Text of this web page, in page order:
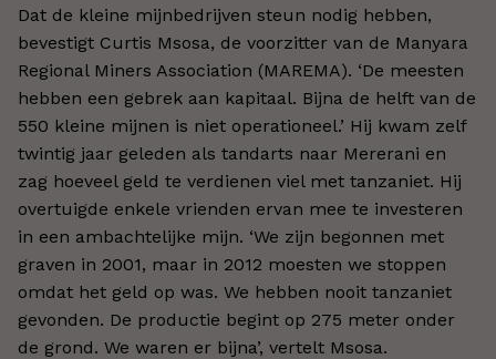
Dat de kleine mijnbedrijven steun nodig hebben,
bevestigt Curtis Msosa, de voorzitter van de Manyara
Regional Miners Association (MAREMA). ‘De meesten
hebben een gebrek aan kapitaal. Bijna de helft van de
550 kleine mijnen is niet operationeel.’ Hij kwam zelf
twintig jaar geleden als tandarts naar Mererani en
zag hoeveel geld te verdienen viel met tanzaniet. Hij
overtuigde enkele vrienden ervan mee te investeren
in een ambachtelijke mijn. ‘We zijn begonnen met
graven in 2001, maar in 2012 moesten we stoppen
omdat het geld op was. We hebben nooit tanzaniet
gevonden. De productie begint op 275 meter onder
de grond. We waren er bijna’, vertelt Msosa.